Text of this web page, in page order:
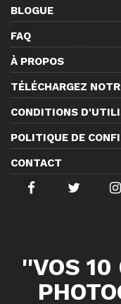
BLOGUE
FAQ
À PROPOS
TÉLÉCHARGEZ
CONDITIONS
POLITIQUE DE
CONTACT
''VOS